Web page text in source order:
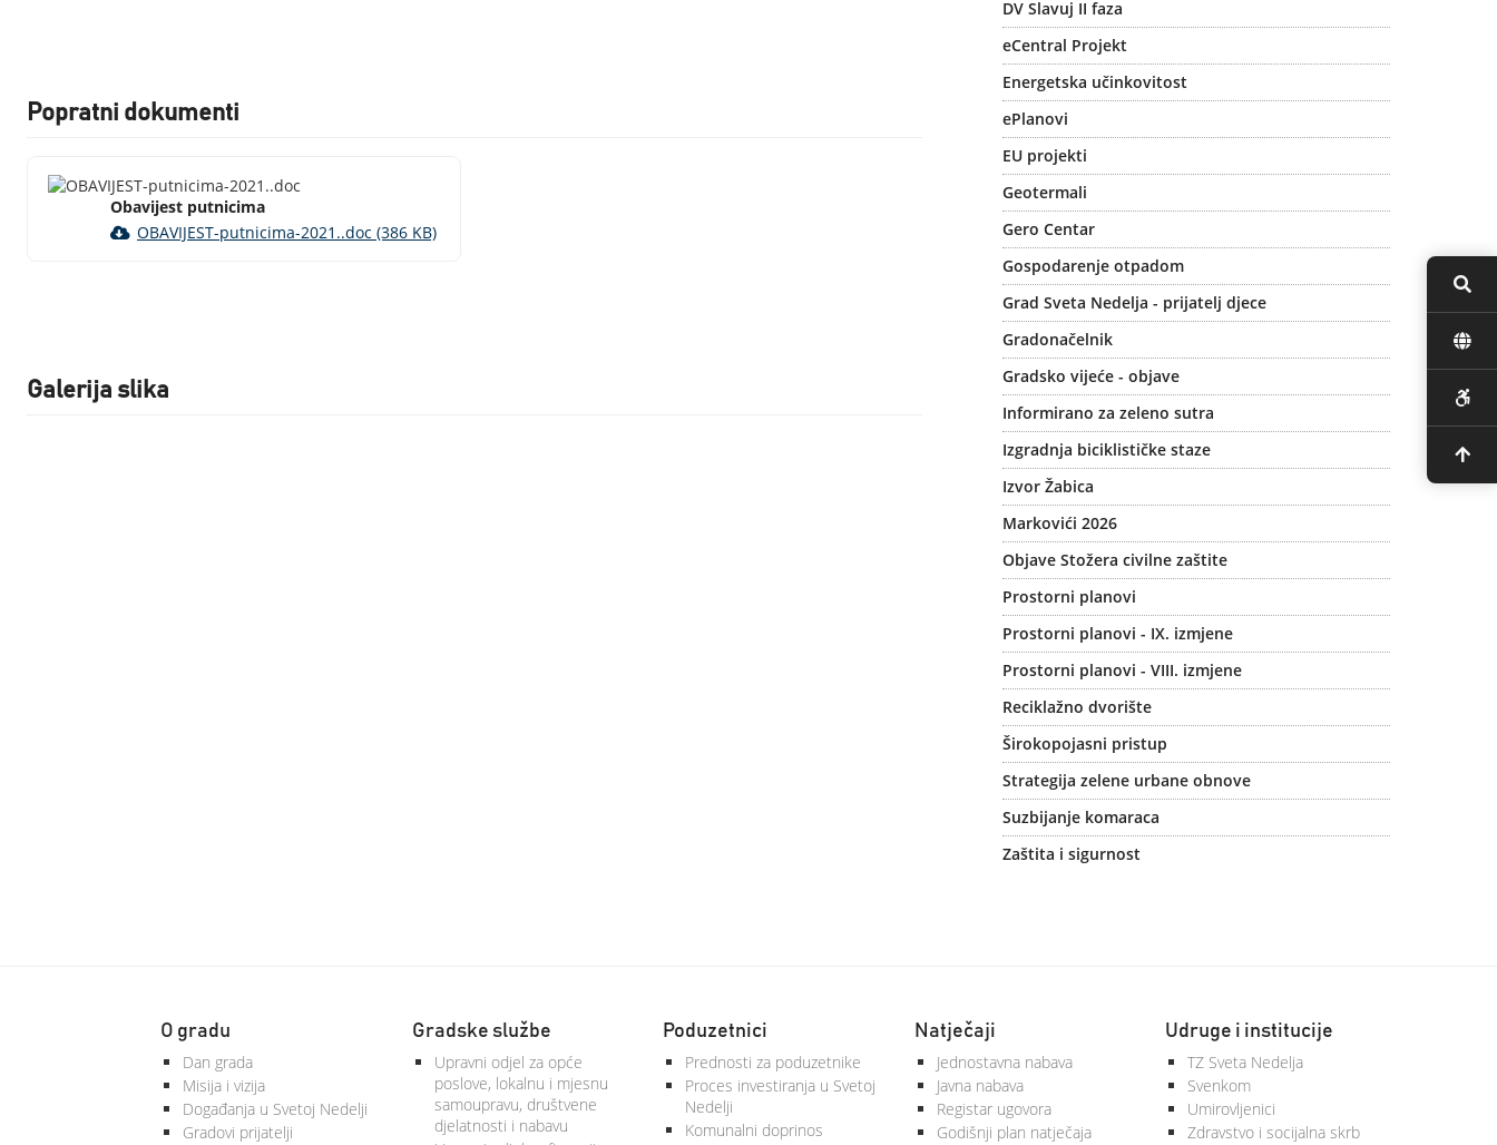
Popratni dokumenti
Obavijest putnicima
OBAVIJEST-putnicima-2021..doc (386 KB)
Galerija slika
DV Slavuj II faza
eCentral Projekt
Energetska učinkovitost
ePlanovi
EU projekti
Geotermali
Gero Centar
Gospodarenje otpadom
Grad Sveta Nedelja - prijatelj djece
Gradonačelnik
Gradsko vijeće - objave
Informirano za zeleno sutra
Izgradnja biciklističke staze
Izvor Žabica
Markovići 2026
Objave Stožera civilne zaštite
Prostorni planovi
Prostorni planovi - IX. izmjene
Prostorni planovi - VIII. izmjene
Reciklažno dvorište
Širokopojasni pristup
Strategija zelene urbane obnove
Suzbijanje komaraca
Zaštita i sigurnost
O gradu
Dan grada
Misija i vizija
Događanja u Svetoj Nedelji
Gradovi prijatelji
Gradske službe
Upravni odjel za opće
poslove, lokalnu i mjesnu
samoupravu, društvene
djelatnosti i nabavu
Poduzetnici
Prednosti za poduzetnike
Proces investiranja u Svetoj
Nedelji
Komunalni doprinos
Natječaji
Jednostavna nabava
Javna nabava
Registar ugovora
Godišnji plan natječaja
Udruge i institucije
TZ Sveta Nedelja
Svenkom
Umirovljenici
Zdravstvo i socijalna skrb